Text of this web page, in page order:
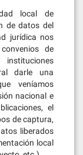
local de
de datos del
jurídica nos
de
darle una
veníamos
nacional e
el
de captura,
liberados
local